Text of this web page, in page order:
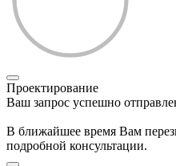
Проектирование
Ваш запрос успешно
В ближайшее время Вам
подробной консультации.